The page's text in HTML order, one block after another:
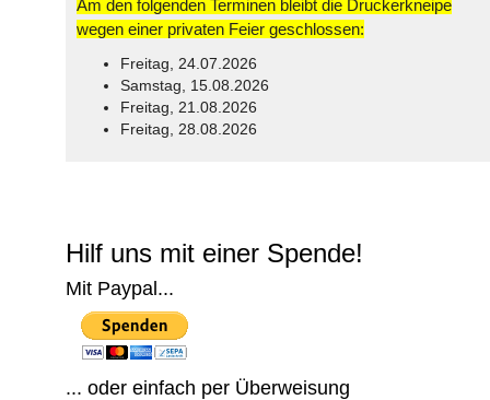
Am den folgenden Terminen bleibt die Druckerkneipe
wegen einer privaten Feier geschlossen:
Freitag, 24.07.2026
Samstag, 15.08.2026
Freitag, 21.08.2026
Freitag, 28.08.2026
Hilf uns mit einer Spende!
Mit Paypal...
... oder einfach per Überweisung